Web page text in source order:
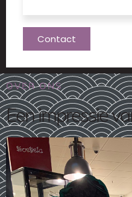
Contact
OVER ONS
Een impressie